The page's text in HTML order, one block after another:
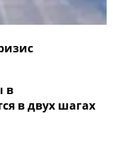
в
в двух шагах